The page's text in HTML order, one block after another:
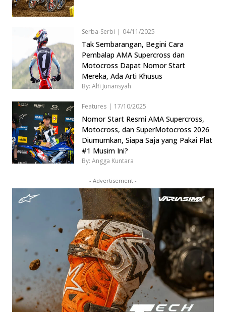
Serba-Serbi | 04/11/2025
Tak Sembarangan, Begini Cara
Pembalap AMA Supercross dan
Motocross Dapat Nomor Start
Mereka, Ada Arti Khusus
By: Alfi Junansyah
Features | 17/10/2025
Nomor Start Resmi AMA Supercross,
Motocross, dan SuperMotocross 2026
Diumumkan, Siapa Saja yang Pakai Plat
#1 Musim Ini?
By: Angga Kuntara
- Advertisement -